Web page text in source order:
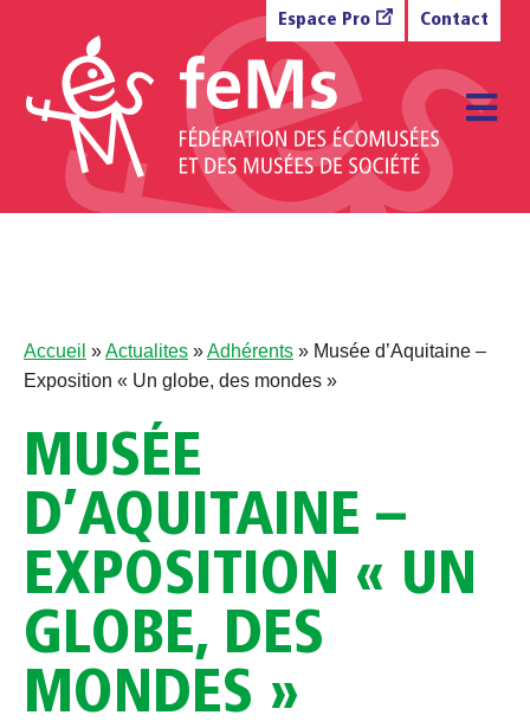
Espace Pro Contact
Accueil »Actualites »Adhérents » Musée d’Aquitaine –
Exposition « Un globe, des mondes »
MUSÉE
D’AQUITAINE –
EXPOSITION « UN
GLOBE, DES
MONDES »